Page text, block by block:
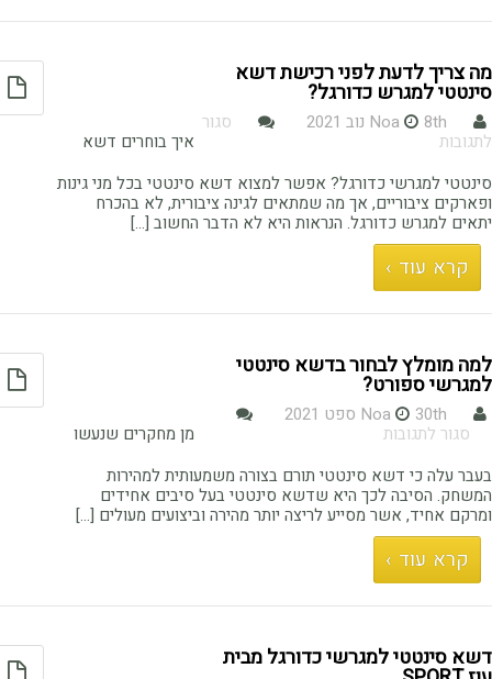
מה צריך לדעת לפני רכישת דשא
סינטטי למגרש כדורגל?
Noa 8th נוב 2021
סגור
לתגובות
צריך
לדעת
לפני
רכישת
דשא
סינטטי
למגרש
כדורגל?
איך בוחרים דשא
סינטטי למגרשי כדורגל? אפשר למצוא דשא סינטטי בכל מני גינות
ופארקים ציבוריים, אך מה שמתאים לגינה ציבורית, לא בהכרח
יתאים למגרש כדורגל. הנראות היא לא הדבר החשוב [...]
קרא עוד ›
למה מומלץ לבחור בדשא סינטטי
למגרשי ספורט?
Noa
30th ספט 2021
סגור לתגובות
מומלץ
לבחור
בדשא
סינטטי
מן מחקרים שנעשו
בעבר עלה כי דשא סינטטי תורם בצורה משמעותית למהירות
המשחק. הסיבה לכך היא שדשא סינטטי בעל סיבים אחידים
ומרקם אחיד, אשר מסייע לריצה יותר מהירה וביצועים מעולים [...]
קרא עוד ›
דשא סינטטי למגרשי כדורגל מבית